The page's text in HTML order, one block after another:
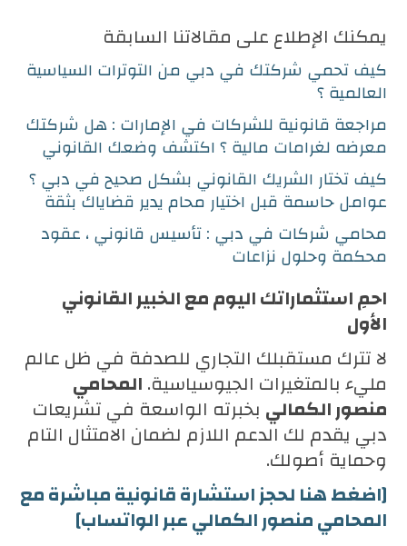
يمكنك الإطلاع على مقالاتنا السابقة
كيف تحمي شركتك في دبي من التوترات السياسية
العالمية ؟
مراجعة قانونية للشركات في الإمارات : هل شركتك
معرضه لغرامات مالية ؟ اكتشف وضعك القانوني
كيف تختار الشريك القانوني بشكل صحيح في دبي ؟
عوامل حاسمة قبل اختيار محام يدير قضاياك بثقة
محامي شركات في دبي : تأسيس قانوني ، عقود
محكمة وحلول نزاعات
احمِ استثماراتك اليوم مع الخبير القانوني
الأول
لا تترك مستقبلك التجاري للصدفة في ظل عالم
مليء بالمتغيرات الجيوسياسية.المحامي
منصور الكمالي بخبرته الواسعة في تشريعات
دبي يقدم لك الدعم اللازم لضمان الامتثال التام
وحماية أصولك.
[اضغط هنا لحجز استشارة قانونية مباشرة مع
المحامي منصور الكمالي عبر الواتساب]